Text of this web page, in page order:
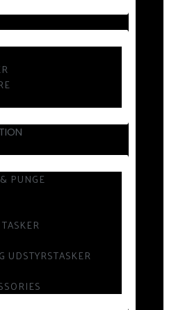
PUNGE
UDSTYRSTASKER